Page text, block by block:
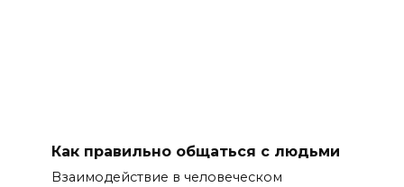
Как правильно общаться с людьми
Взаимодействие в человеческом